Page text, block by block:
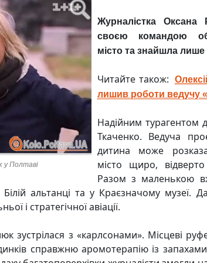
у Полтаві
Журналістка
своєю командою
місто та знайшла лише
Читайте також:
лишив роботи ведучу
Надійним турагентом
Ткаченко. Ведуча
дитина може
місто щиро,
Разом з маленькою
альтанці та у Краєзначому музеї.
і стратегічної авіації.
зустрілася з «карлсонами». Місцеві
справжню аромотерапію із